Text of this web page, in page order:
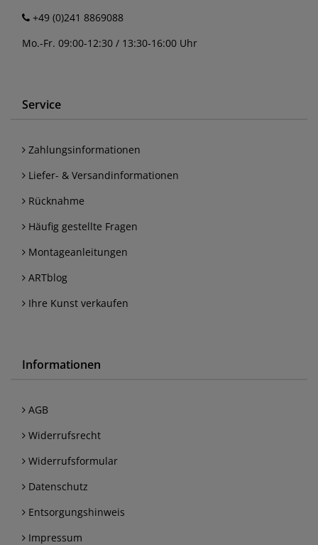
+49 (0)241 8869088
Mo.-Fr. 09:00-12:30 / 13:30-16:00 Uhr
Service
Zahlungsinformationen
Liefer- & Versandinformationen
Rücknahme
Häufig gestellte Fragen
Montageanleitungen
ARTblog
Ihre Kunst verkaufen
Informationen
AGB
Widerrufsrecht
Widerrufsformular
Datenschutz
Entsorgungshinweis
Impressum